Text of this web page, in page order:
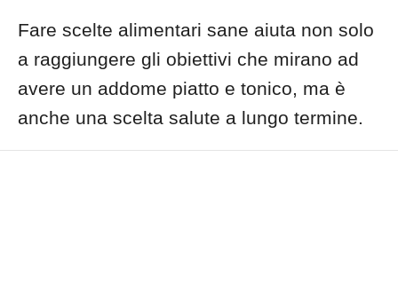
Fare scelte alimentari sane aiuta non solo
a raggiungere gli obiettivi che mirano ad
avere un addome piatto e tonico, ma è
anche una scelta salute a lungo termine.